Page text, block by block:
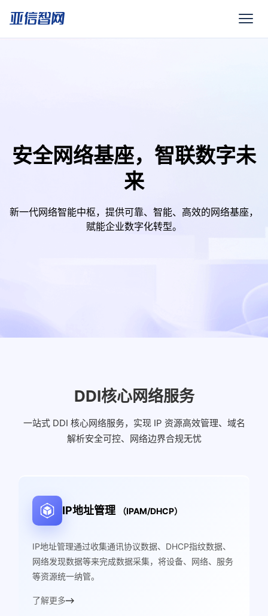
安全网络基座，智联数字未
来
新一代网络智能中枢，提供可靠、智能、高效的网络基座，
赋能企业数字化转型。
DDI核心网络服务
一站式 DDI 核心网络服务，实现 IP 资源高效管理、域名
解析安全可控、网络边界合规无忧
IP地址管理 （IPAM/DHCP）
IP地址管理通过收集通讯协议数据、DHCP指纹数据、
网络发现数据等来完成数据采集，将设备、网络、服务
等资源统一纳管。
了解更多